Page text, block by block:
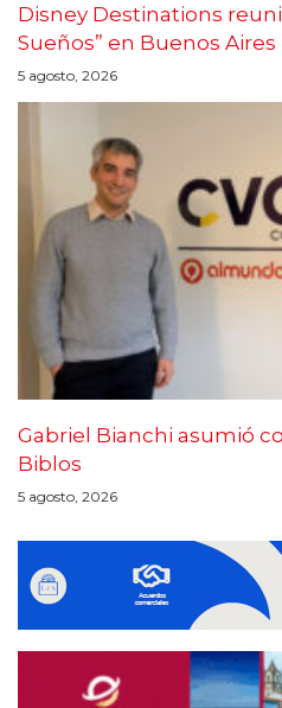
Disney Destinations
Sueños” en Buenos Aires
5 agosto, 2026
Gabriel Bianchi asumió
Biblos
5 agosto, 2026